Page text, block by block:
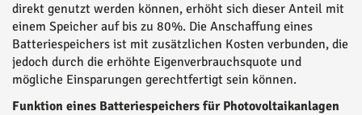
direkt genutzt werden können, erhöht sich dieser Anteil mit
einem Speicher auf bis zu 80%. Die Anschaffung eines
Batteriespeichers ist mit zusätzlichen Kosten verbunden, die
jedoch durch die erhöhte Eigenverbrauchsquote und
mögliche Einsparungen gerechtfertigt sein können.
Funktion eines Batteriespeichers für Photovoltaikanlagen